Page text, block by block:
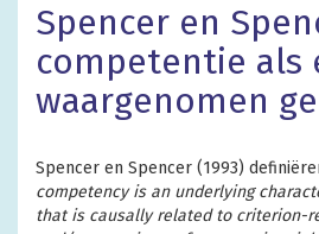
Spencer en
competentie als
waargenomen
Spencer en Spencer (1993)
competency is an underlying
that is causally related to criterion-